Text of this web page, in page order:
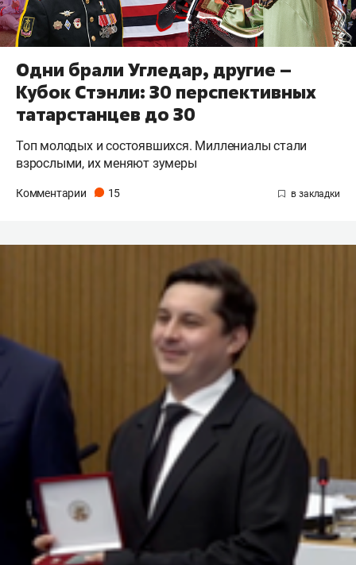
Одни брали Угледар, другие –
Кубок Стэнли: 30 перспективных
татарстанцев до 30
Топ молодых и состоявшихся. Миллениалы стали
взрослыми, их меняют зумеры
Комментарии 15